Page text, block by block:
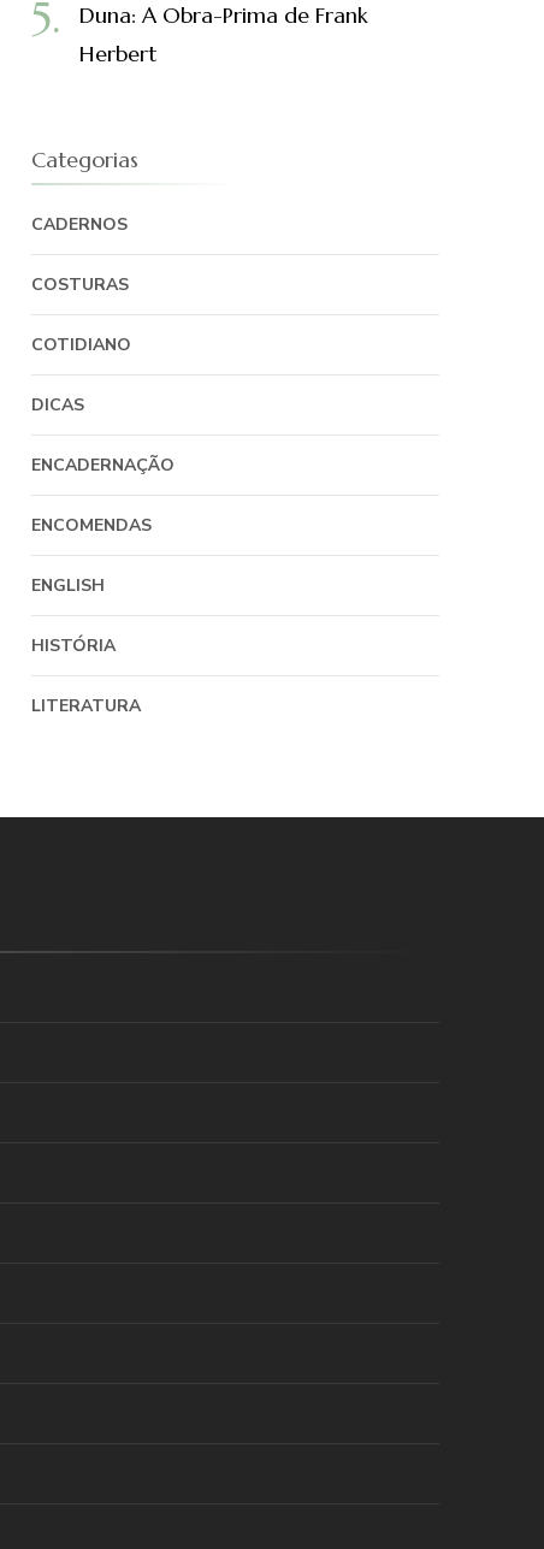
Duna: A Obra-Prima de Frank
Herbert
Categorias
CADERNOS
COSTURAS
COTIDIANO
DICAS
ENCADERNAÇÃO
ENCOMENDAS
ENGLISH
HISTÓRIA
LITERATURA